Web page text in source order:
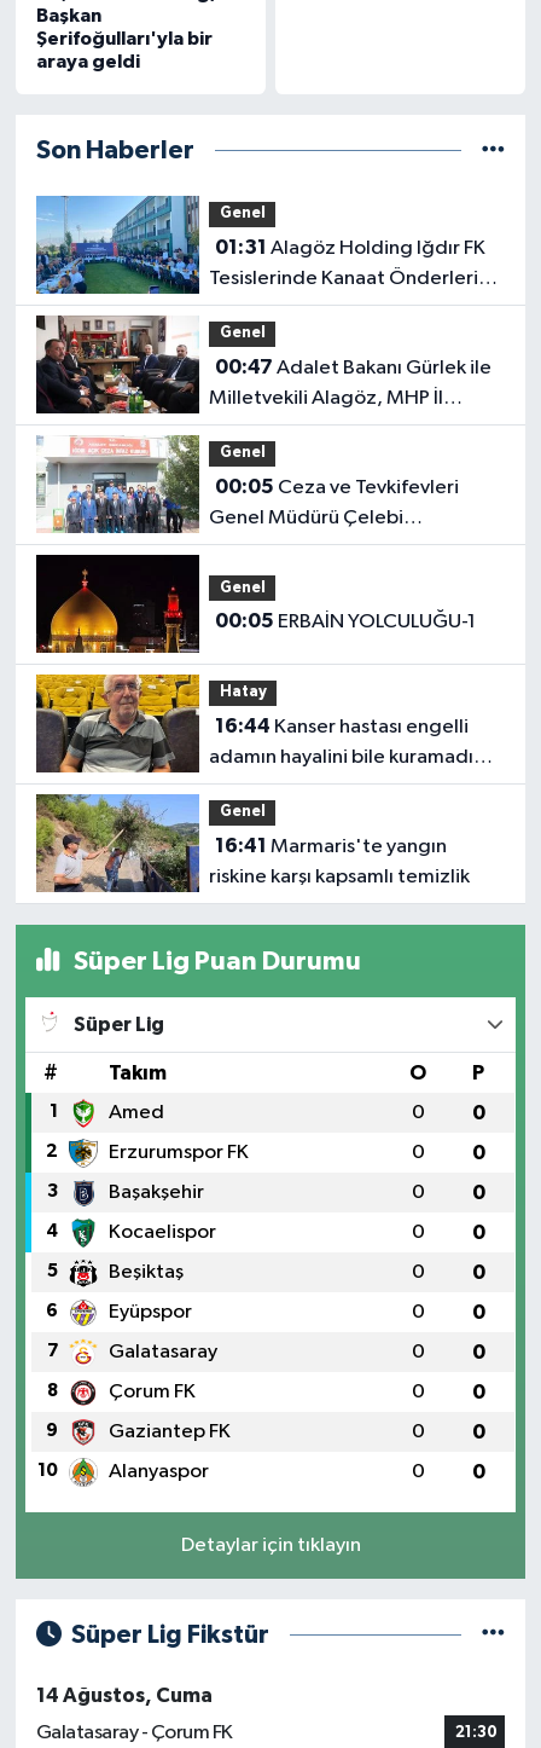
Başkan
Şerifoğulları'yla bir
araya geldi
Son Haberler
Genel
01:31
Tesislerinde Kanaat Önderleriyle
Bir Araya Geldiler
Genel
00:47
Milletvekili Alagöz, MHP İl
Başkanlığını Ziyaret Etti
Genel
00:05
Genel Müdürü Çelebi
Yılmaz’dan Iğdır’daki Kurumlara
Ziyaret ve Üretim İncelemesi
Genel
00:05 ERBAİN YOLCULUĞU-1
Hatay
16:44
adamın hayalini bile kuramadığı
evine kavuşunca döktüğü
gözyaşı duygulandırdı
Genel
16:41
riskine karşı kapsamlı temizlik
Süper Lig Puan Durumu
Süper Lig
# Takım O P
1 Amed 0 0
2 Erzurumspor FK 0 0
3 Başakşehir 0 0
4 Kocaelispor 0 0
5 Beşiktaş 0 0
6 Eyüpspor 0 0
7 Galatasaray 0 0
8 Çorum FK 0 0
9 Gaziantep FK 0 0
10 Alanyaspor 0 0
Detaylar için tıklayın
Süper Lig Fikstür
14 Ağustos, Cuma
Galatasaray - Çorum FK
21:30